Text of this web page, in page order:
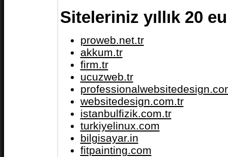
Siteleriniz yıllık 20
proweb.net.tr
akkum.tr
firm.tr
ucuzweb.tr
websitedesign.com.tr
istanbulfizik.com.tr
turkiyelinux.com
bilgisayar.in
fitpainting.com